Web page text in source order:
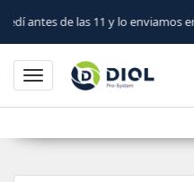
11 y lo enviamos en el día (Salta)
Toggle navigation